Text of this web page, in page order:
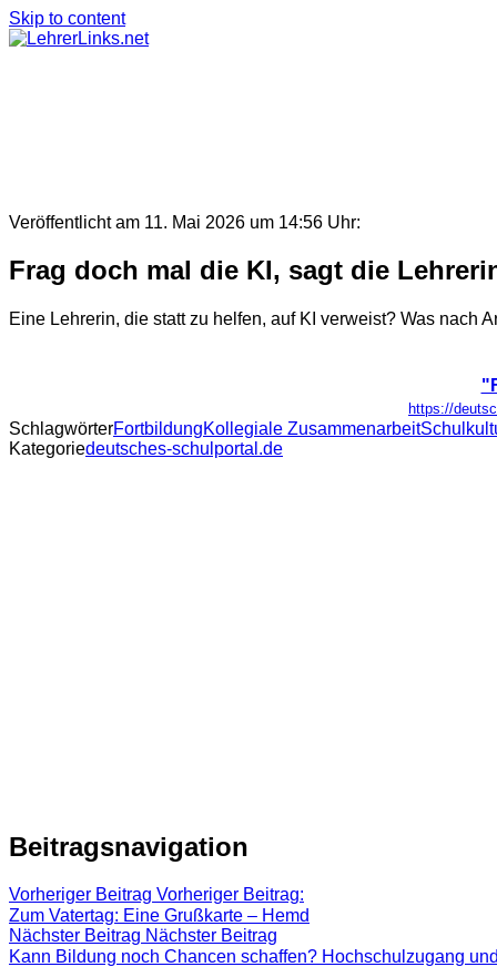
Skip to content
Veröffentlicht am 11. Mai 2026 um 14:56 Uhr:
Frag doch mal die KI, sagt die
Eine Lehrerin, die statt zu helfen, auf KI verweist? Was nach
https://
SchlagwörterFortbildungKollegiale Zusammenarbeit
Kategoriedeutsches-schulportal.de
Beitragsnavigation
Vorheriger Beitrag Vorheriger Beitrag:
Zum Vatertag: Eine Grußkarte – Hemd
Nächster Beitrag Nächster Beitrag
Kann Bildung noch Chancen schaffen? Hochschulzugang